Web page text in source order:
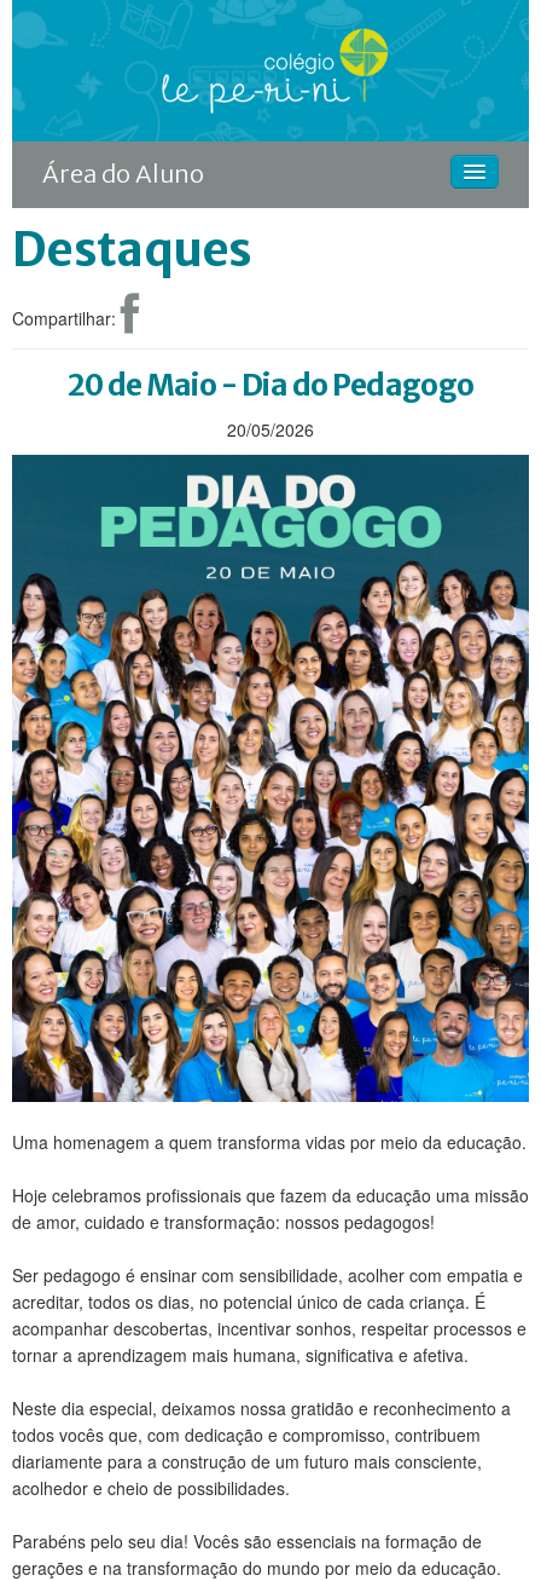
Área do Aluno
HOME
CURSOS
DIFERENCIAIS
CONTINUIDADE RODIN
Destaques
Compartilhar:
20 de Maio - Dia do Pedagogo
20/05/2026
Uma homenagem a quem transforma vidas por meio da educação.
Hoje celebramos profissionais que fazem da educação uma missão
de amor, cuidado e transformação: nossos pedagogos!
Ser pedagogo é ensinar com sensibilidade, acolher com empatia e
acreditar, todos os dias, no potencial único de cada criança. É
acompanhar descobertas, incentivar sonhos, respeitar processos e
tornar a aprendizagem mais humana, significativa e afetiva.
Neste dia especial, deixamos nossa gratidão e reconhecimento a
todos vocês que, com dedicação e compromisso, contribuem
diariamente para a construção de um futuro mais consciente,
acolhedor e cheio de possibilidades.
Parabéns pelo seu dia! Vocês são essenciais na formação de
gerações e na transformação do mundo por meio da educação.